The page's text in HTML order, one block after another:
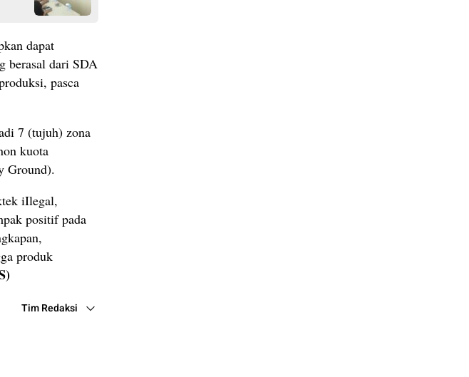
dapat
berasal dari SDA
pasca
7 (tujuh) zona
kuota
Ground).
iIlegal,
positif pada
produk
Tim Redaksi